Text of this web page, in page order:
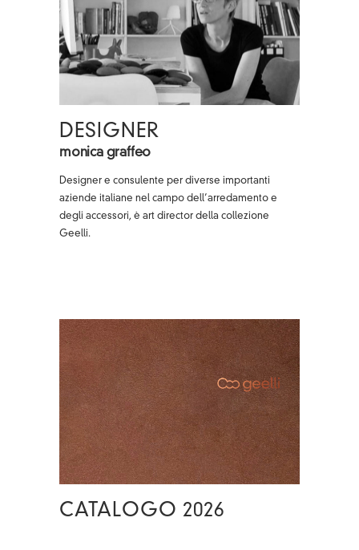
DESIGNER
monica graffeo
Designer e consulente per diverse importanti
aziende italiane nel campo dell’arredamento e
degli accessori, è art director della collezione
Geelli.
CATALOGO 2026